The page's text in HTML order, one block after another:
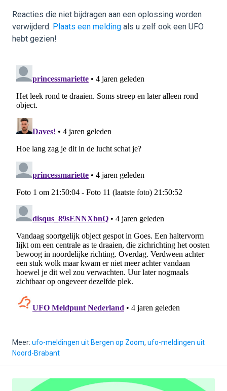
Reacties die niet bijdragen aan een oplossing worden
verwijderd. Plaats een melding als u zelf ook een UFO
hebt gezien!
Meer: ufo-meldingen uit Bergen op Zoom, ufo-meldingen uit
Noord-Brabant